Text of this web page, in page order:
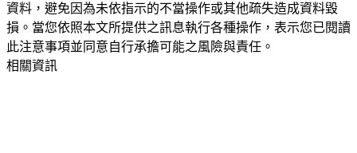
資料，避免因為未依指示的不當操作或其他疏失造成資料毀
損。當您依照本文所提供之訊息執行各種操作，表示您已閱讀
此注意事項並同意自行承擔可能之風險與責任。
相關資訊